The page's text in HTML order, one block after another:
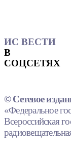
ИС ВЕСТИ
В
СОЦСЕТЯХ
© Сетевое
«Федеральное
Всероссийская